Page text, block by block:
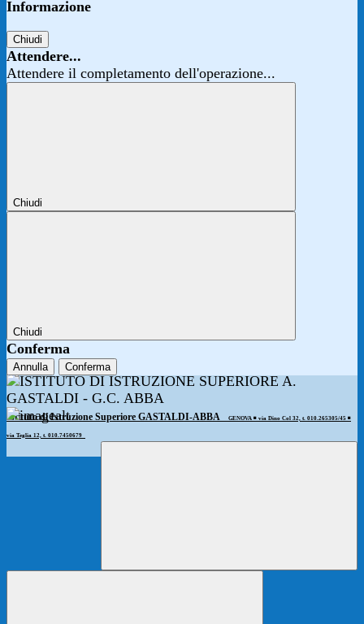
Informazione
Chiudi
Attendere...
Attendere il completamento dell'operazione...
Chiudi
Chiudi
Conferma
Annulla Conferma
Istituto di Istruzione Superiore GASTALDI-ABBA GENOVA ◾️ via Dino Col 32, t. 010.265305/45 ◾️
via Teglia 12, t. 010.7450679